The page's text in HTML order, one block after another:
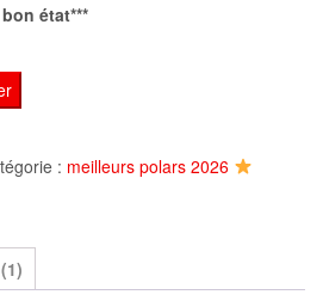
état***
: meilleurs polars 2026